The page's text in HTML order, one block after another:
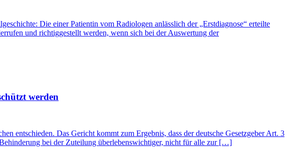
Die einer Patientin vom Radiologen anlässlich der „Erstdiagnose“ erteilte
und richtiggestellt werden, wenn sich bei der Auswertung der
werden
entschieden. Das Gericht kommt zum Ergebnis, dass der deutsche Gesetzgeber Art. 3
bei der Zuteilung überlebenswichtiger, nicht für alle zur […]